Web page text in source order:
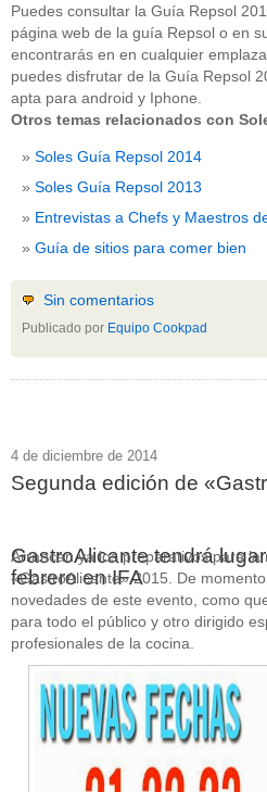
Puedes consultar la Guía Repsol
página web de la guía Repsol o en
encontrarás en en cualquier
puedes disfrutar de la Guía Repsol
apta para android y Iphone.
Otros temas relacionados con
Soles Guía Repsol 2014
Soles Guía Repsol 2013
Entrevistas a Chefs y Maestros
Guía de sitios para comer bien
Sin comentarios
Publicado por Equipo Cookpad
4 de diciembre de 2014
Segunda edición de
GastroAlicante tendrá
febrero en IFA
Arrancan ya los preparativos para la
«GastroAlicante» 2015. De
novedades de este evento, como
para todo el público y otro dirigido
profesionales de la cocina.